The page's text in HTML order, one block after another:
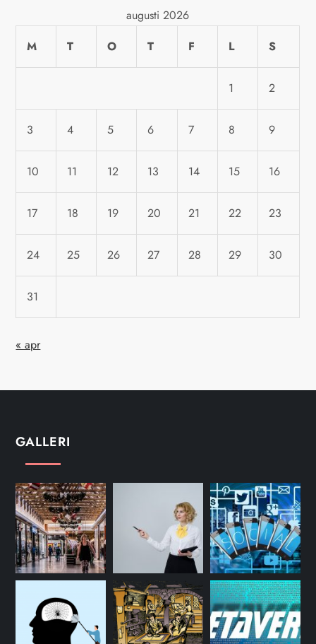
i
n
g
augusti 2026
M
T O T F L S
1 2
3 4 5 6 7 8 9
10 11 12 13 14 15 16
17 18 19 20 21 22 23
24 25 26 27 28 29 30
31
« apr
GALLERI